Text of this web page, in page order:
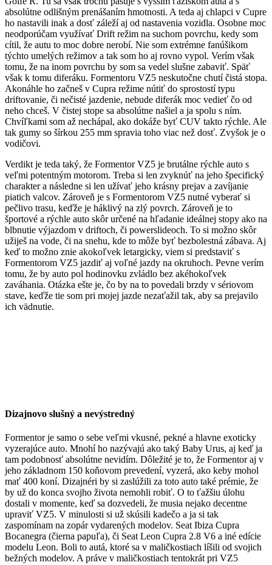
absolútne odlišným prenášaním hmotnosti. A teda aj chlapci v Cupre
ho nastavili inak a dosť záleží aj od nastavenia vozidla. Osobne moc
neodporúčam využívať Drift režim na suchom povrchu, kedy som
cítil, že autu to moc dobre nerobí. Nie som extrémne fanúšikom
týchto umelých režimov a tak som ho aj rovno vypol. Verím však
tomu, že na inom povrchu by som sa vedel slušne zabaviť. Späť
však k tomu diferáku. Formentoru VZ5 neskutočne chutí čistá stopa.
Akonáhle ho začneš v Cupra režime nútiť do sprostostí typu
driftovanie, či nečisté jazdenie, nebude diferák moc vedieť čo od
neho chceš. V čistej stope sa absolútne našiel a ja spolu s ním.
Chvíľkami som až nechápal, ako dokáže byť CUV takto rýchle. Ale
tak gumy so šírkou 255 mm spravia toho viac než dosť. Zvyšok je o
vodičovi.
Verdikt je teda taký, že Formentor VZ5 je brutálne rýchle auto s
veľmi potentným motorom. Treba si len zvyknúť na jeho špecifický
charakter a následne si len užívať jeho krásny prejav a zavíjanie
piatich valcov. Zároveň je s Formentorom VZ5 nutné vyberať si
pečlivo trasu, keďže je háklivý na zlý povrch. Zároveň je to
športové a rýchle auto skôr určené na hľadanie ideálnej stopy ako na
blbnutie výjazdom v driftoch, či powerslideoch. To si možno skôr
užiješ na vode, či na snehu, kde to môže byť bezbolestná zábava. Aj
keď to možno znie akokoľvek letargicky, viem si predstaviť s
Formentorom VZ5 jazdiť aj voľné jazdy na okruhoch. Pevne verím
tomu, že by auto pol hodinovku zvládlo bez akéhokoľvek
zaváhania. Otázka ešte je, čo by na to povedali brzdy v sériovom
stave, keďže tie som pri mojej jazde nezaťažil tak, aby sa prejavilo
ich vädnutie.
Dizajnovo slušný a nevýstredný
Formentor je samo o sebe veľmi vkusné, pekné a hlavne exoticky
vyzerajúce auto. Mnohí ho nazývajú ako taký Baby Urus, aj keď ja
tam podobnosť absolútne nevidím. Dôležité je to, že Formentor aj v
jeho základnom 150 koňovom prevedení, vyzerá, ako keby mohol
mať 400 koní. Dizajnéri by si zaslúžili za toto auto také prémie, že
by už do konca svojho života nemohli robiť. O to ťažšiu úlohu
dostali v momente, keď sa dozvedeli, že musia nejako decentne
upraviť VZ5. V minulosti si už skúsili kadečo a ja si tak
zaspomínam na zopár vydarených modelov. Seat Ibiza Cupra
Bocanegra (čierna papuľa), či Seat Leon Cupra 2.8 V6 a iné edície
modelu Leon. Boli to autá, ktoré sa v maličkostiach líšili od svojich
bežných modelov. A práve v maličkostiach tentokrát pri VZ5